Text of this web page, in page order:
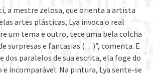
a mestre zelosa, que orienta a artista
artes plásticas, Lya invoca o real
um tema e outro, tece uma bela colcha
surpresas e fantasias (…)”, comenta. E
dos paralelos de sua escrita, ela foge do
incomparável. Na pintura, Lya sente-se